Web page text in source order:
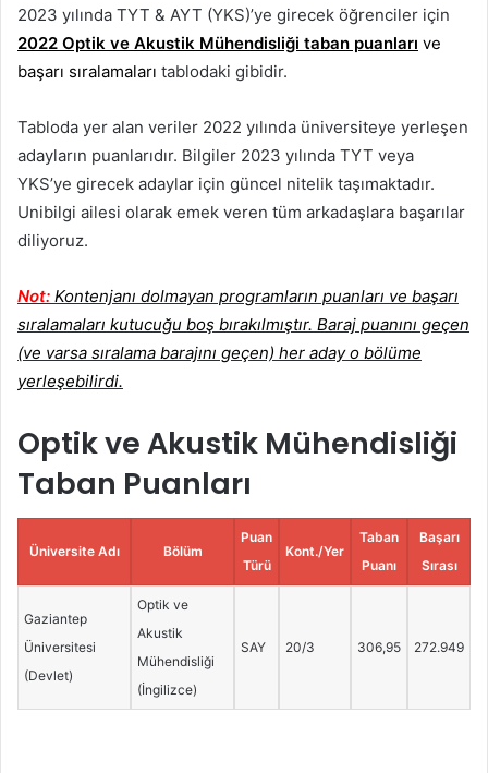
2023 yılında TYT & AYT (YKS)’ye girecek öğrenciler için
2022 Optik ve Akustik Mühendisliği taban puanları ve
başarı sıralamaları tablodaki gibidir.
Tabloda yer alan veriler 2022 yılında üniversiteye yerleşen
adayların puanlarıdır. Bilgiler 2023 yılında TYT veya
YKS’ye girecek adaylar için güncel nitelik taşımaktadır.
Unibilgi ailesi olarak emek veren tüm arkadaşlara başarılar
diliyoruz.
Not: Kontenjanı dolmayan programların puanları ve başarı
sıralamaları kutucuğu boş bırakılmıştır. Baraj puanını geçen
(ve varsa sıralama barajını geçen) her aday o bölüme
yerleşebilirdi.
Optik ve Akustik Mühendisliği
Taban Puanları
Üniversite Adı Bölüm
Puan
Türü
Kont./Yer
Taban
Puanı
Başarı
Sırası
Gaziantep
Üniversitesi
(Devlet)
Optik ve
Akustik
Mühendisliği
(İngilizce)
SAY 20/3 306,95 272.949